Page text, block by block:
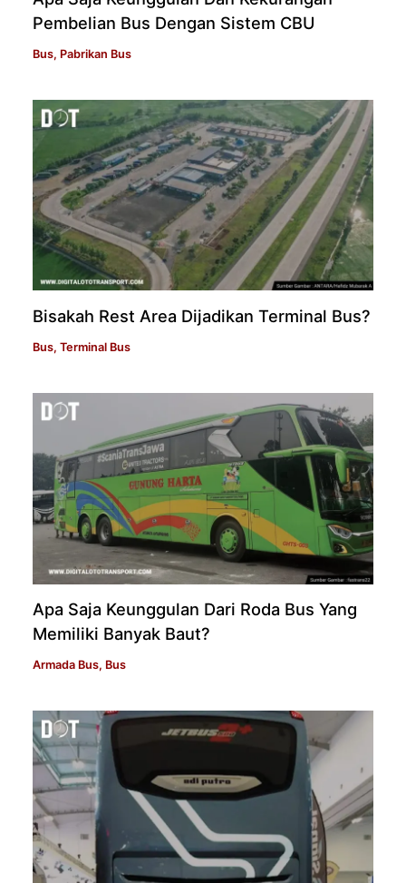
Pembelian Bus Dengan Sistem CBU
Bus, Pabrikan Bus
Bisakah Rest Area Dijadikan Terminal Bus?
Bus,Terminal Bus
Apa Saja Keunggulan Dari Roda Bus Yang
Memiliki Banyak Baut?
Armada Bus, Bus